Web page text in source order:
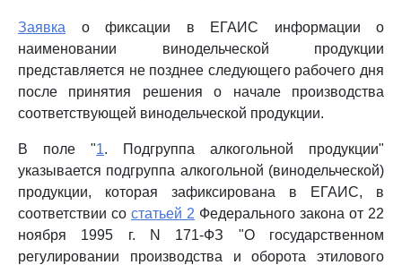
Заявка о фиксации в ЕГАИС информации о
наименовании винодельческой продукции
представляется не позднее следующего рабочего дня
после принятия решения о начале производства
соответствующей винодельческой продукции.
В поле "1. Подгруппа алкогольной продукции"
указывается подгруппа алкогольной (винодельческой)
продукции, которая зафиксирована в ЕГАИС, в
соответствии со статьей 2 Федерального закона от 22
ноября 1995 г. N 171-ФЗ "О государственном
регулировании производства и оборота этилового